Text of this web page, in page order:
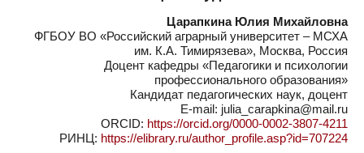
Царапкина Юлия Михайловна
ФГБОУ ВО «Российский аграрный университет – МСХА
им. К.А. Тимирязева», Москва, Россия
Доцент кафедры «Педагогики и психологии
профессионального образования»
Кандидат педагогических наук, доцент
E-mail: julia_carapkina@mail.ru
ORCID: https://orcid.org/0000-0002-3807-4211
РИНЦ: https://elibrary.ru/author_profile.asp?id=707224